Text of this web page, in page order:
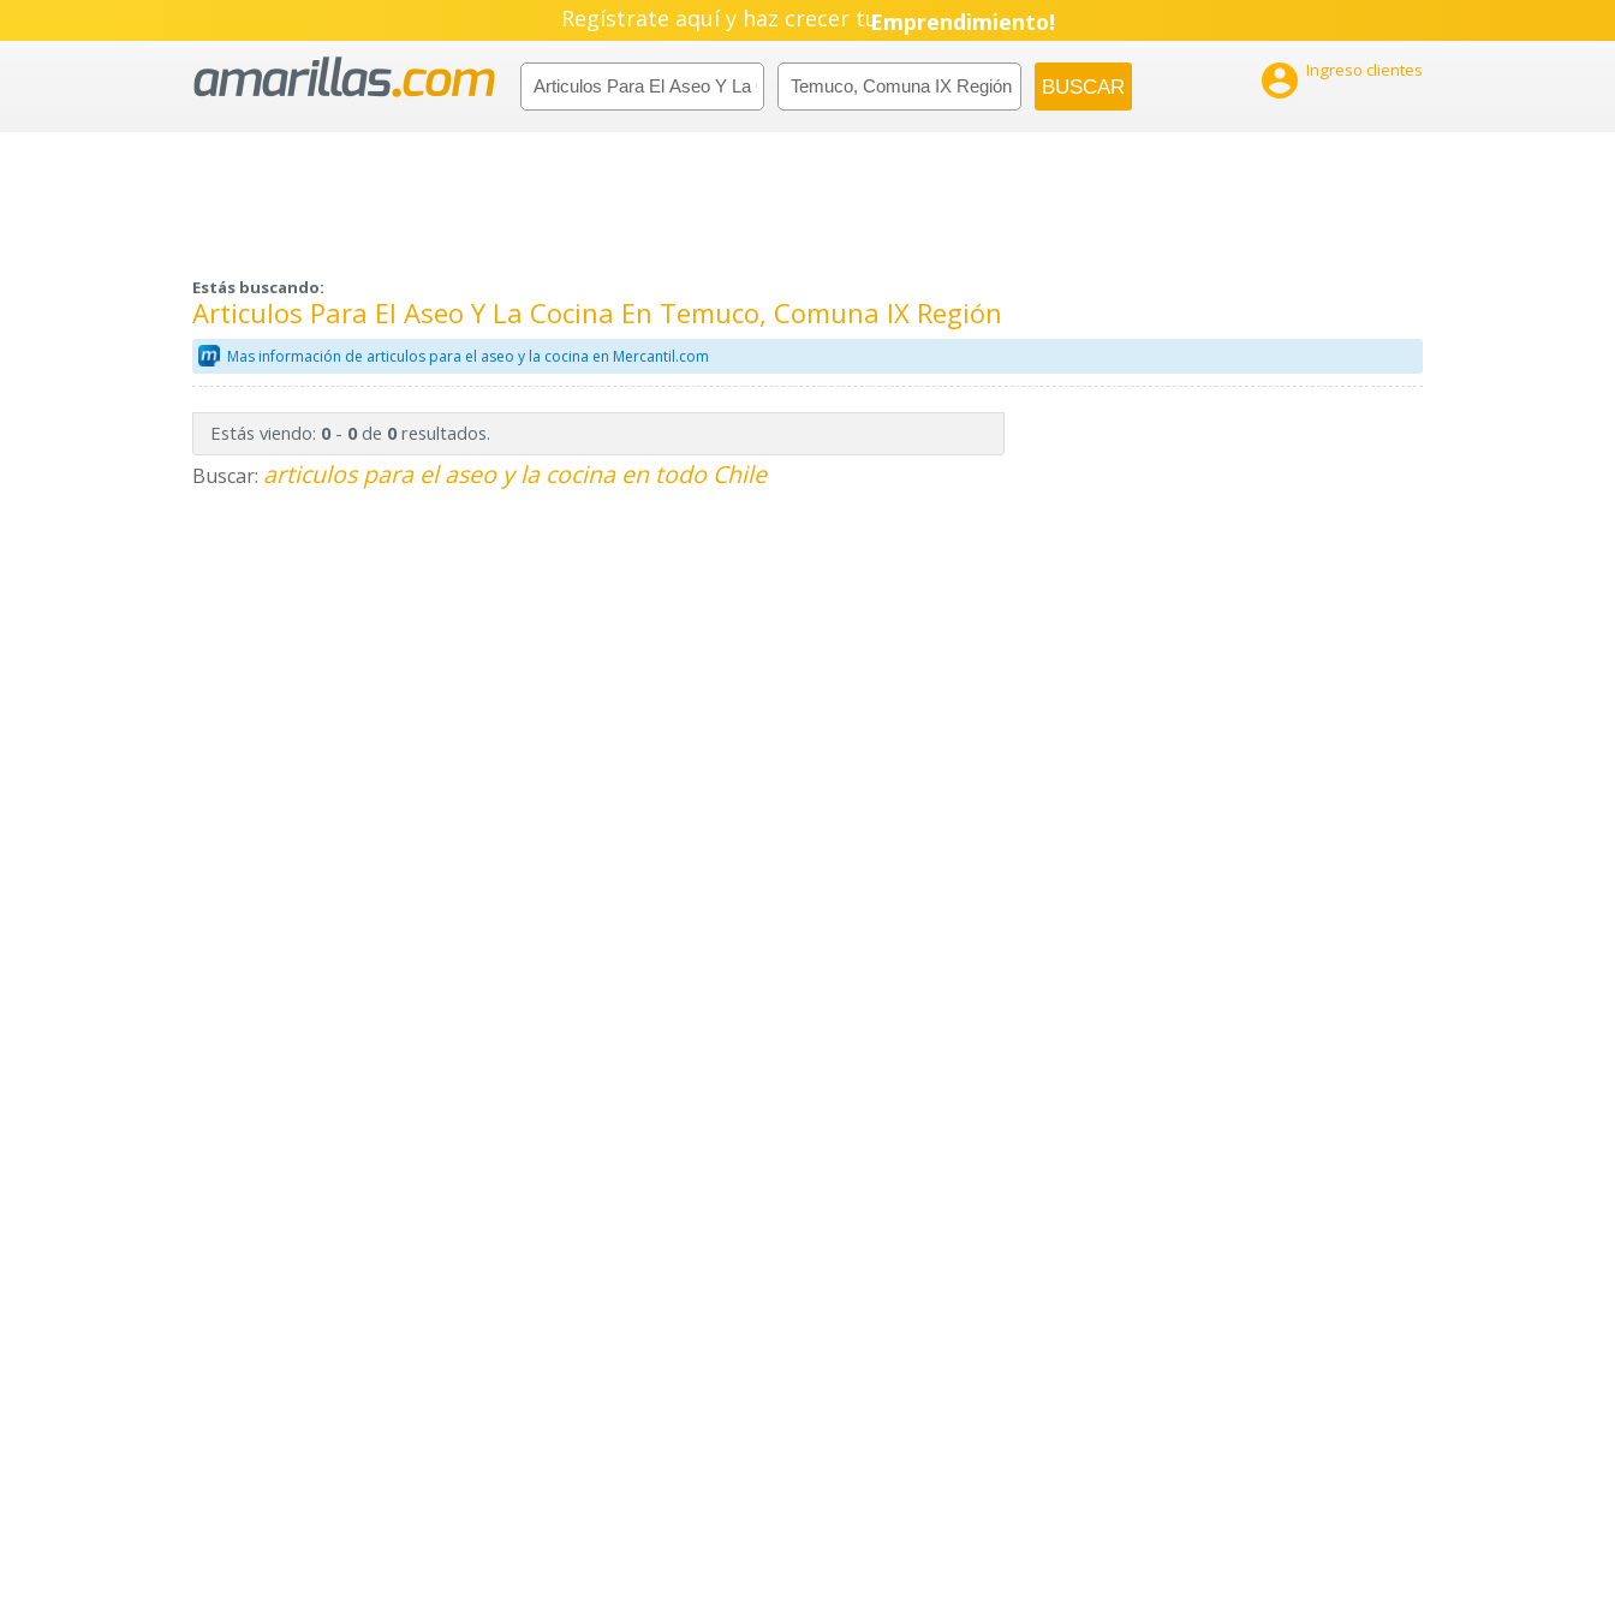
Regístrate aquí y haz crecer tu
Emprendimiento!
 Ingreso clientes
Estás buscando:
Articulos Para El Aseo Y La Cocina En Temuco, Comuna IX Región
Mas información de articulos para el aseo y la cocina en Mercantil.com
Estás viendo: 0- 0de 0resultados.
Buscar: articulos para el aseo y la cocina en todo Chile